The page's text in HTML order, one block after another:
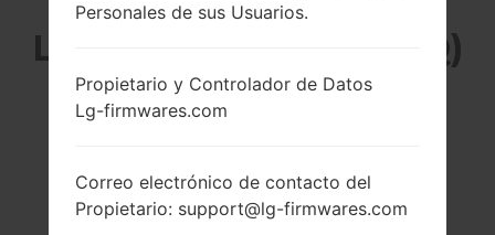
LG KF390Q (LGKF390Q)
DE LA SERIE LG
Personales de sus Usuarios.
Propietario y Controlador de Datos
Lg-firmwares.com
Correo electrónico de contacto del
Propietario: support@lg-firmwares.com